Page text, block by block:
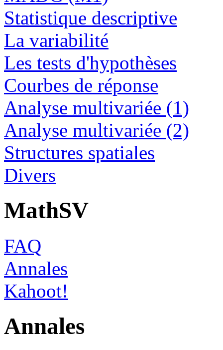
Statistique descriptive
La variabilité
Les tests d'hypothèses
Courbes de réponse
Analyse multivariée (1)
Analyse multivariée (2)
Structures spatiales
Divers
MathSV
FAQ
Annales
Kahoot!
Annales